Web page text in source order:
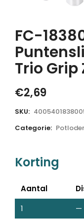
FC-
Trio Grip
€2,69
SKU:
Categorie:
Korting
Aantal
1
—